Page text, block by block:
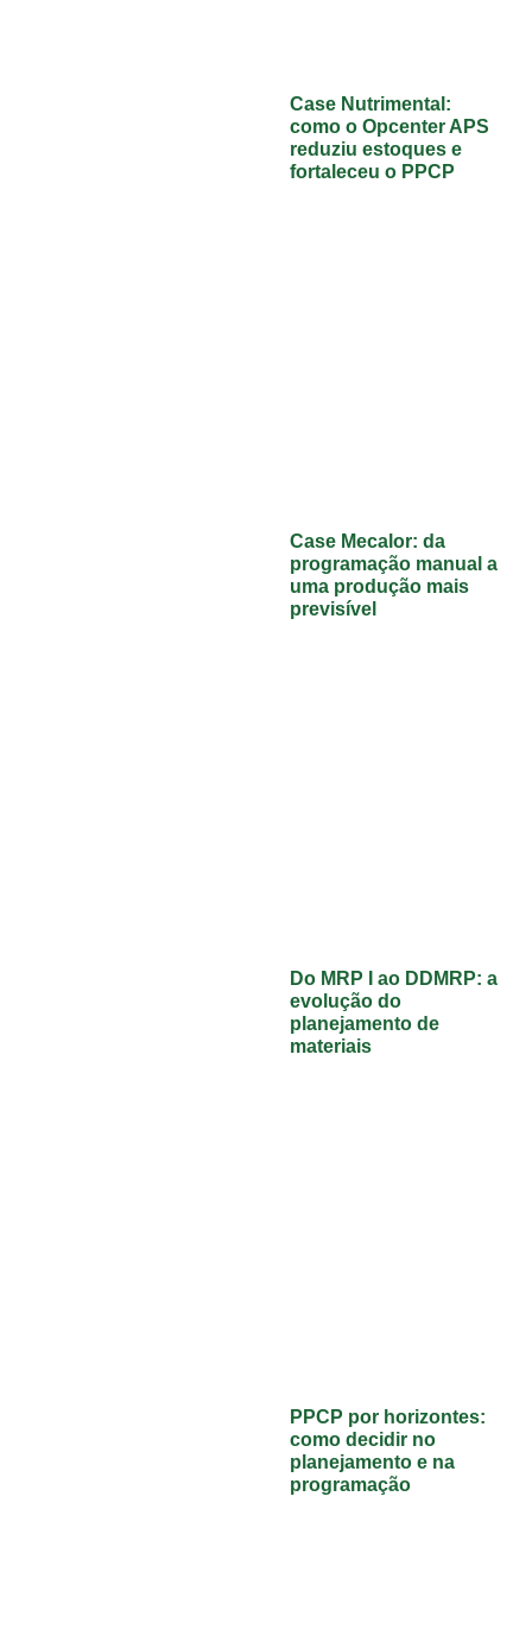
Case Nutrimental:
como o Opcenter APS
reduziu estoques e
fortaleceu o PPCP
Case Mecalor: da
programação manual a
uma produção mais
previsível
Do MRP I ao DDMRP: a
evolução do
planejamento de
materiais
PPCP por horizontes:
como decidir no
planejamento e na
programação